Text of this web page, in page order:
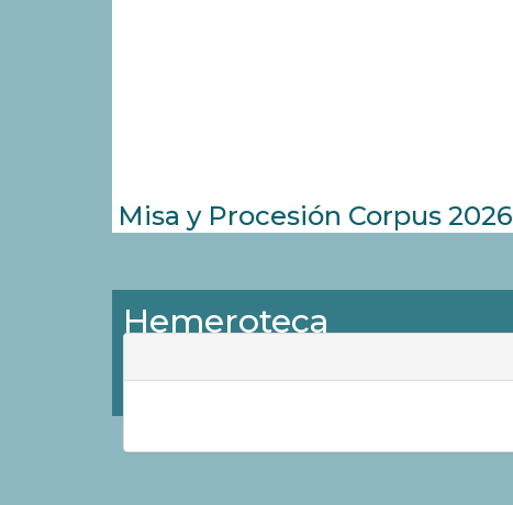
Misa y Procesión Corpus 2026
Hemeroteca